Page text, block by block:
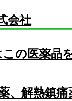
会社
の医薬品
、解熱鎮